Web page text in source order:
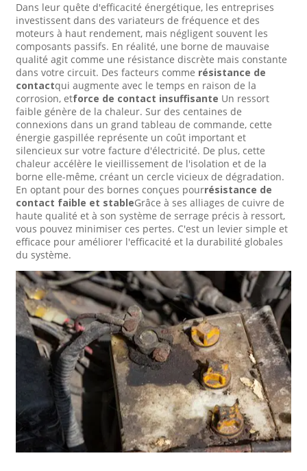
Dans leur quête d'efficacité énergétique, les entreprises
investissent dans des variateurs de fréquence et des
moteurs à haut rendement, mais négligent souvent les
composants passifs. En réalité, une borne de mauvaise
qualité agit comme une résistance discrète mais constante
dans votre circuit. Des facteurs comme résistance de
contactqui augmente avec le temps en raison de la
corrosion, etforce de contact insuffisante Un ressort
faible génère de la chaleur. Sur des centaines de
connexions dans un grand tableau de commande, cette
énergie gaspillée représente un coût important et
silencieux sur votre facture d'électricité. De plus, cette
chaleur accélère le vieillissement de l'isolation et de la
borne elle-même, créant un cercle vicieux de dégradation.
En optant pour des bornes conçues pourrésistance de
contact faible et stableGrâce à ses alliages de cuivre de
haute qualité et à son système de serrage précis à ressort,
vous pouvez minimiser ces pertes. C'est un levier simple et
efficace pour améliorer l'efficacité et la durabilité globales
du système.